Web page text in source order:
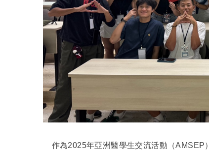
作為2025年亞洲醫學生交流活動（AMSEP